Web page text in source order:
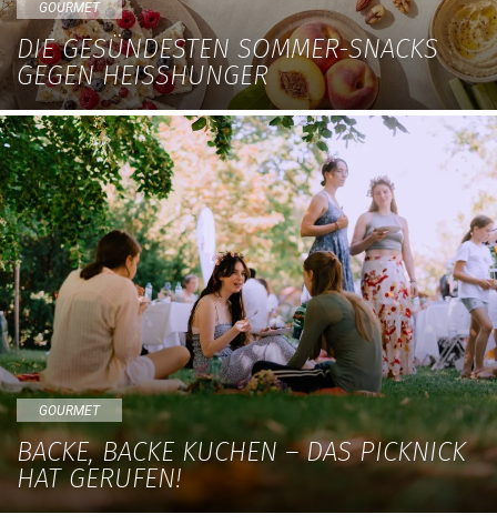
GOURMET
DIE GESÜNDESTEN SOMMER-SNACKS
GEGEN HEISSHUNGER
GOURMET
BACKE, BACKE KUCHEN – DAS PICKNICK
HAT GERUFEN!